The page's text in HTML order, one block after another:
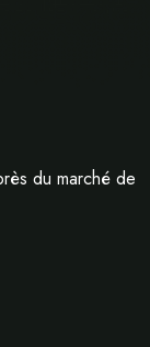
du marché de